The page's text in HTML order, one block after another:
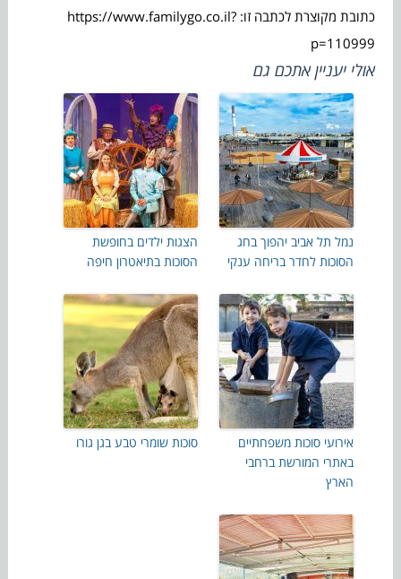
כתובת מקוצרת לכתבה זו: https://www.familygo.co.il?
p=110999
אולי יעניין אתכם גם
נמל תל אביב יהפוך בחג
הסוכות לחדר בריחה ענקי
הצגות ילדים בחופשת
הסוכות בתיאטרון חיפה
אירועי סוכות משפחתיים
באתרי המורשת ברחבי
הארץ
סוכות שומרי טבע בגן גורו